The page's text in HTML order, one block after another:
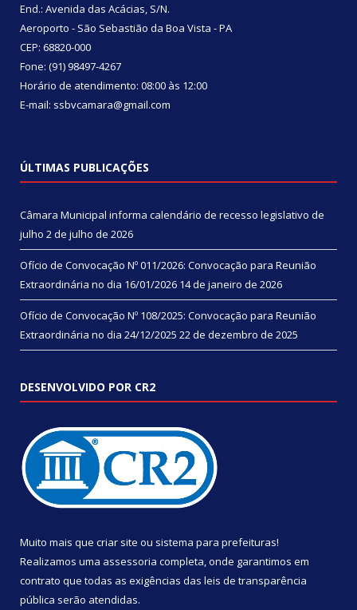
End.: Avenida das Acácias, S/N.
Aeroporto - São Sebastião da Boa Vista - PA
CEP: 68820-000
Fone: (91) 98497-4267
Horário de atendimento: 08:00 às 12:00
E-mail: ssbvcamara@gmail.com
ÚLTIMAS PUBLICAÇÕES
Câmara Municipal informa calendário de recesso legislativo de
julho 2 de julho de 2026
Ofício de Convocação Nº 011/2026: Convocação para Reunião
Extraordinária no dia 16/01/2026 14 de janeiro de 2026
Ofício de Convocação Nº 108/2025: Convocação para Reunião
Extraordinária no dia 24/12/2025 22 de dezembro de 2025
DESENVOLVIDO POR CR2
Muito mais que criar site ou sistema para prefeituras!
Realizamos uma assessoria completa, onde garantimos em
contrato que todas as exigências das leis de transparência
pública serão atendidas.